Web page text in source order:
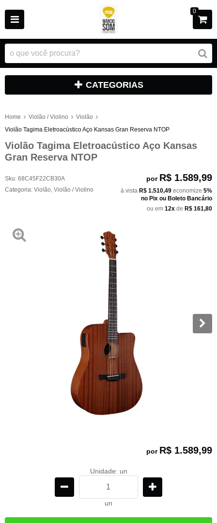
0
CATEGORIAS
Home Violão / Violino
Violão
Violão Tagima Eletroacústico Aço Kansas Gran Reserva NTOP
Violão Tagima Eletroacústico Aço Kansas
Gran Reserva NTOP
Sku: 68C45F22CB30A
Categoria: Violão Violão / Violino
por R$ 1.589,99
à vista R$ 1.510,49 economize 5%
no Pix ou Boleto Bancário
ou em 12x de R$ 161,80
por R$ 1.589,99
Unidade: un
un